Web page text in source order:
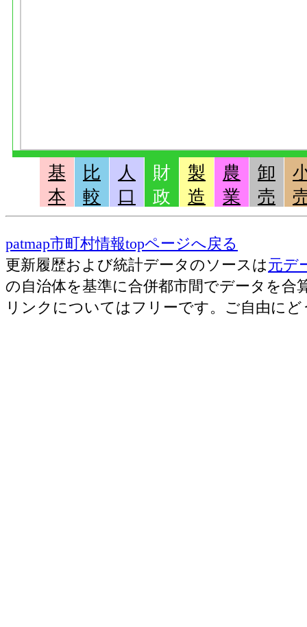
基
本
比
較
人
口
財
政
製
造
農
業
卸
売
patmap市町村情報topページへ戻る
更新履歴および統計データのソースは元デ
の自治体を基準に合併都市間でデータを合
リンクについてはフリーです。ご自由にど